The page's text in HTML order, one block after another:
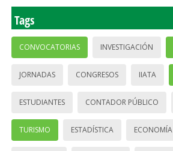
Tags
CONVOCATORIAS INVESTIGACIÓN
JORNADAS CONGRESOS IIATA
ESTUDIANTES CONTADOR PÚBLICO
TURISMO ESTADÍSTICA ECONOMÍA